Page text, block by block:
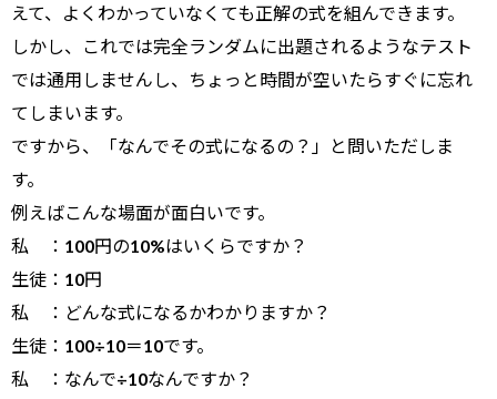
えて、よくわかっていなくても正解の式を組んできます。
しかし、これでは完全ランダムに出題されるようなテスト
では通用しませんし、ちょっと時間が空いたらすぐに忘れ
てしまいます。
ですから、「なんでその式になるの？」と問いただしま
す。
例えばこんな場面が面白いです。
私 ：100円の10%はいくらですか？
生徒：10円
私 ：どんな式になるかわかりますか？
生徒：100÷10＝10です。
私 ：なんで÷10なんですか？